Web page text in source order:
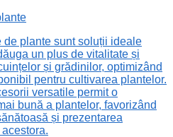
de plante sunt soluții ideale
un plus de vitalitate și
și grădinilor, optimizând
pentru cultivarea plantelor.
versatile permit o
bună a plantelor, favorizând
și prezentarea